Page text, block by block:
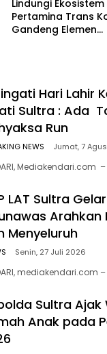
Lindungi Ekosistem
Pertamina Trans
Gandeng Elemen
Hari Lahir
Sultra : Ada
Run
NEWS Jumat, 7
Mediakendari.com
LAT Sultra
Arahkan
Menyeluruh
Senin, 27 Juli 2026
mediakendari.com
Sultra
Anak pada